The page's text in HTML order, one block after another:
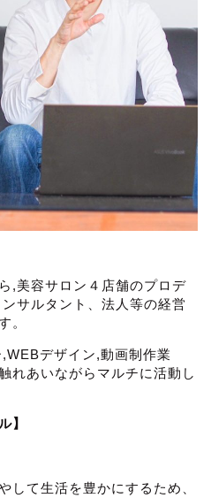
,美容サロン４店舗のプロデ
サルタント、法人等の経営
。
デザイン,動画制作業
れあいながらマルチに活動し
】
して生活を豊かにするため、